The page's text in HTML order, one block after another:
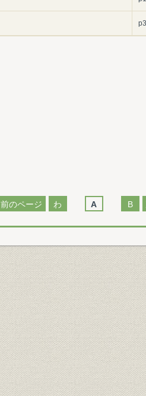
前のページ わ A B